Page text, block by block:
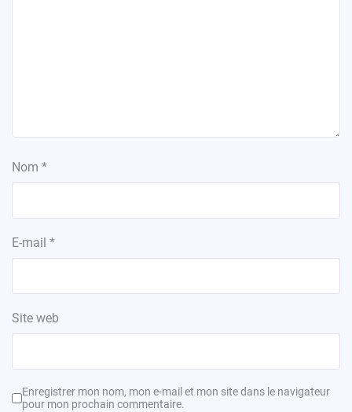
Nom *
E-mail *
Site web
Enregistrer mon nom, mon e-mail et mon site dans le navigateur
pour mon prochain commentaire.